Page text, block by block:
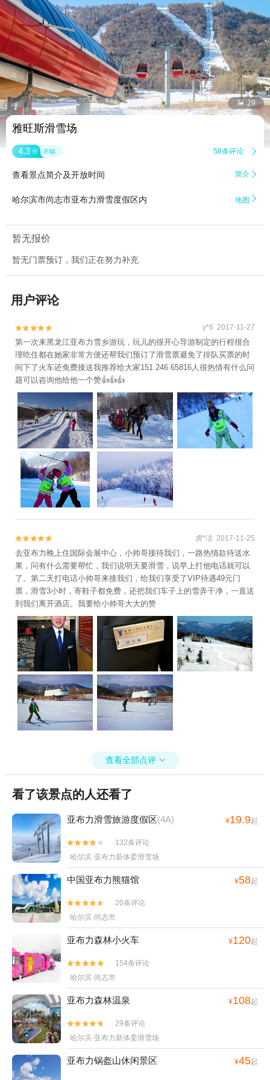
 29
雅旺斯滑雪场
4.3 分 不错 58条评论 
查看景点简介及开放时间 简介 
哈尔滨市尚志市亚布力滑雪度假区内 地图 
暂无报价
暂无门票预订，我们正在努力补充
用户评论

 y*6 2017-11-27
第一次来黑龙江亚布力雪乡游玩，玩儿的很开心导游制定的行程很合
理吃住都在她家非常方便还帮我们预订了滑雪票避免了排队买票的时
间下了火车还免费接送我推荐给大家151 246 65816人很热情有什么问
题可以咨询他给他一个赞👍👍👍

 虎*洁 2017-11-25
去亚布力晚上住国际会展中心，小帅哥接待我们，一路热情款待送水
果，问有什么需要帮忙，我们说明天要滑雪，说早上打他电话就可以
了。第二天打电话小帅哥来接我们，给我们享受了VIP待遇49元门
票，滑雪3小时，寄鞋子都免费，还把我们车子上的雪弄干净，一直送
到我们离开酒店。我要给小帅哥大大的赞
查看全部点评 
看了该景点的人还看了
亚布力滑雪旅游度假区(4A) ¥19.9起


132条评论
哈尔滨·亚布力新体委滑雪场
中国亚布力熊猫馆 ¥58起


20条评论
哈尔滨·尚志市
亚布力森林小火车 ¥120起


154条评论
哈尔滨·尚志市
亚布力森林温泉 ¥108起


29条评论
哈尔滨·亚布力新体委滑雪场
亚布力锅盔山休闲景区 ¥45起
